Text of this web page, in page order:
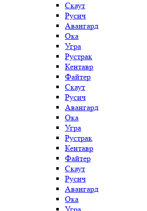
Скаут
Русич
Авангард
Ока
Угра
Рустрак
Кентавр
Файтер
Скаут
Русич
Авангард
Ока
Угра
Рустрак
Кентавр
Файтер
Скаут
Русич
Авангард
Ока